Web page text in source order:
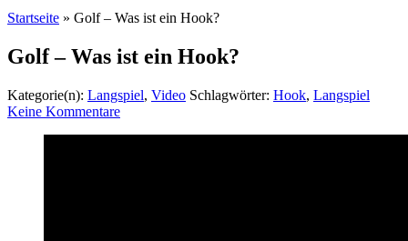
Startseite » Golf – Was ist ein Hook?
Golf – Was ist ein Hook?
Kategorie(n): Langspiel, Video Schlagwörter: Hook, Langspiel
Keine Kommentare